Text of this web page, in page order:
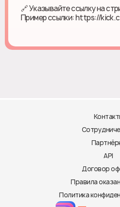
🔗 Указывайте ссылку на
Пример ссылки: https://
API
Договор
Правила
Политика